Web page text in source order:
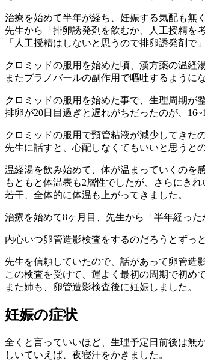
治療を始めて半年が経ち、妊娠する気配も無く
先生から「排卵誘発剤を飲むか、人工授精を
「人工授精はしないと思うので排卵誘発剤で
クロミッドの服用を始めた頃、漢方薬の温経
またプラノバールの副作用で嘔吐するように
クロミッドの服用を始めた事で、生理周期が
排卵が20日目過ぎと遅れがちだったのが、
クロミッドの服用で頸管粘液が減少してきた
先生に話すと、心配しなくてもいいと思うとの
温経湯を飲み始めて、体が温まっていくのを
もともと体温表も2層性でしたが、さらにきれ
若干、全体的に体温も上がってきました。
治療を始めて8ヶ月目、先生から「半年経っ
内心いつ卵管造影検査をするのだろうとずっ
先生を信頼していたので、話があって卵管造
この検査を受けて、運よく最初の周期で初め
また姉も、卵管造影検査後に妊娠しました。
妊娠の症状
全くと言っていいほど、生理予定日前後は無
しいていえば、夜寝汗をかきました。